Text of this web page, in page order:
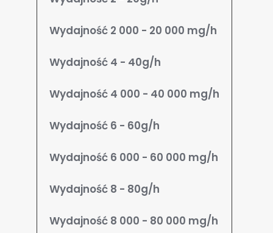
Wydajność 2 000 - 20 000 mg/h
Wydajność 4 - 40g/h
Wydajność 4 000 - 40 000 mg/h
Wydajność 6 - 60g/h
Wydajność 6 000 - 60 000 mg/h
Wydajność 8 - 80g/h
Wydajność 8 000 - 80 000 mg/h